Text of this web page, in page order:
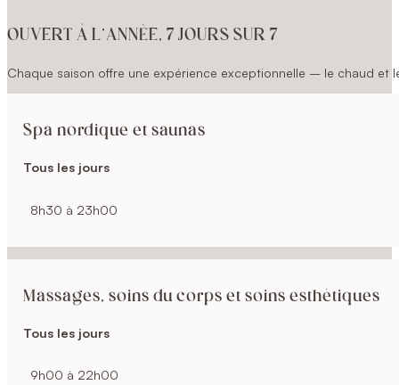
OUVERT À L’ANNÉE, 7 JOURS SUR 7
Chaque saison offre une expérience exceptionnelle – le chaud et
Spa nordique et saunas
Tous les jours
8h30 à 23h00
Massages, soins du corps et soins esthétiques
Tous les jours
9h00 à 22h00